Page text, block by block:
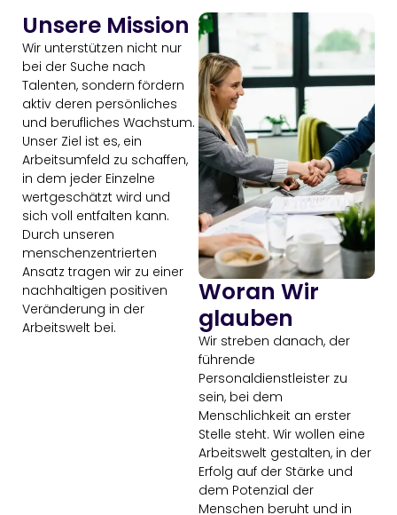
Unsere Mission
Wir unterstützen nicht nur
bei der Suche nach
Talenten, sondern fördern
aktiv deren persönliches
und berufliches Wachstum.
Unser Ziel ist es, ein
Arbeitsumfeld zu schaffen,
in dem jeder Einzelne
wertgeschätzt wird und
sich voll entfalten kann.
Durch unseren
menschenzentrierten
Ansatz tragen wir zu einer
nachhaltigen positiven
Veränderung in der
Arbeitswelt bei.
Woran Wir
glauben
Wir streben danach, der
führende
Personaldienstleister zu
sein, bei dem
Menschlichkeit an erster
Stelle steht. Wir wollen eine
Arbeitswelt gestalten, in der
Erfolg auf der Stärke und
dem Potenzial der
Menschen beruht und in